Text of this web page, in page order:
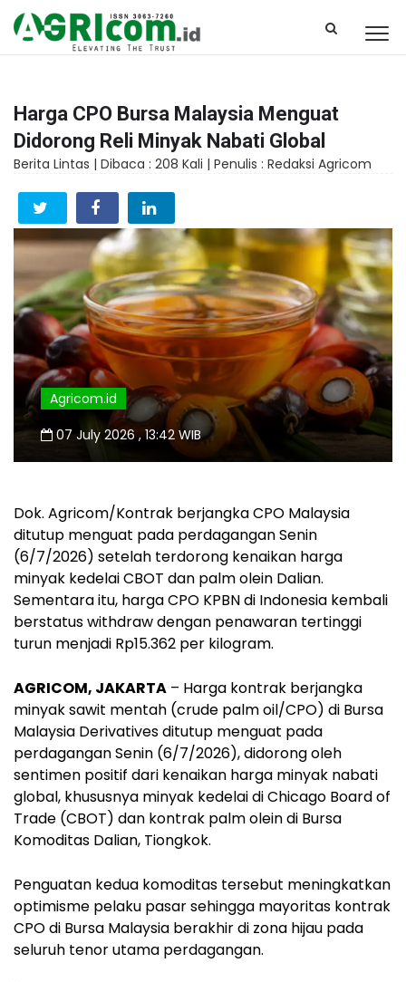
Harga CPO Bursa Malaysia Menguat
Didorong Reli Minyak Nabati Global
Berita Lintas | Dibaca : 208 Kali | Penulis : Redaksi Agricom
Agricom.id
07 July 2026 , 13:42 WIB
Dok. Agricom/Kontrak berjangka CPO Malaysia
ditutup menguat pada perdagangan Senin
(6/7/2026) setelah terdorong kenaikan harga
minyak kedelai CBOT dan palm olein Dalian.
Sementara itu, harga CPO KPBN di Indonesia kembali
berstatus withdraw dengan penawaran tertinggi
turun menjadi Rp15.362 per kilogram.
AGRICOM, JAKARTA – Harga kontrak berjangka
minyak sawit mentah (crude palm oil/CPO) di Bursa
Malaysia Derivatives ditutup menguat pada
perdagangan Senin (6/7/2026), didorong oleh
sentimen positif dari kenaikan harga minyak nabati
global, khususnya minyak kedelai di Chicago Board of
Trade (CBOT) dan kontrak palm olein di Bursa
Komoditas Dalian, Tiongkok.
Penguatan kedua komoditas tersebut meningkatkan
optimisme pelaku pasar sehingga mayoritas kontrak
CPO di Bursa Malaysia berakhir di zona hijau pada
seluruh tenor utama perdagangan.